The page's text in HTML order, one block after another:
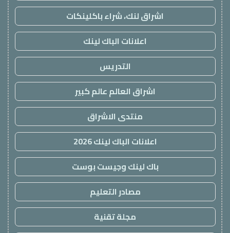
اشراق لنك، شراء باكلينكات
اعلانات الباك لينك
التدريس
اشراق العالم عالم كبير
منتدى الاشراق
اعلانات الباك لينك 2026
باك لينك وجيست بوست
مصادر التعليم
مجلة تقنية